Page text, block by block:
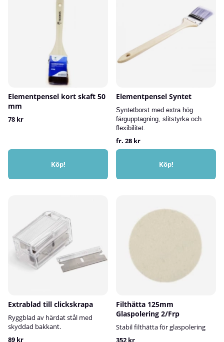
Elementpensel kort skaft 50
mm
78 kr
Köp!
Elementpensel Syntet
Syntetborst med extra hög
färgupptagning, slitstyrka och
flexibilitet.
fr. 28 kr
Köp!
Extrablad till clickskrapa
Ryggblad av härdat stål med
skyddad bakkant.
89 kr
Filthätta 125mm
Glaspolering 2/Frp
Stabil filthätta för glaspolering
352 kr